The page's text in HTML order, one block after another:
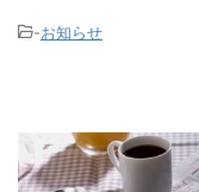
-お知らせ